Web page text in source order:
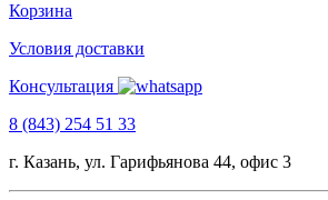
Корзина
Условия доставки
Консультация
8 (843) 254 51 33
г. Казань, ул. Гарифьянова 44, офис 3